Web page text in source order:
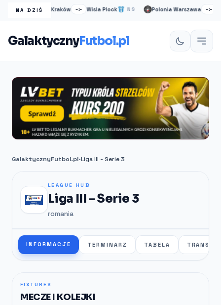
NA DZIŚ
Wisła Kraków –:– Wisla Plock NS Polonia Warszawa –:–
GalaktycznyFutbol.pl
GalaktycznyFutbol.pl•Liga III - Serie 3
LEAGUE HUB
Liga III - Serie 3
romania
INFORMACJE TERMINARZ TABELA
FIXTURES
MECZE I KOLEJKI